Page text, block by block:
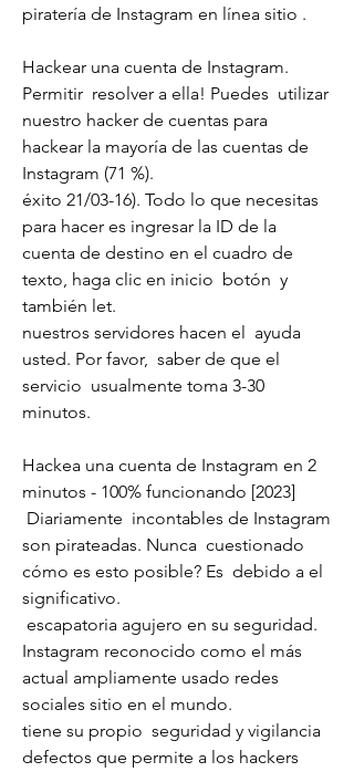
piratería de Instagram en línea sitio .
Hackear una cuenta de Instagram.
Permitir  resolver a ella! Puedes  utilizar
nuestro hacker de cuentas para
hackear la mayoría de las cuentas de
Instagram (71 %).
éxito 21/03-16). Todo lo que necesitas
para hacer es ingresar la ID de la
cuenta de destino en el cuadro de
texto, haga clic en inicio  botón  y
también let.
nuestros servidores hacen el  ayuda
usted. Por favor,  saber de que el
servicio  usualmente toma 3-30
minutos.
Hackea una cuenta de Instagram en 2
minutos - 100% funcionando [2023]
son pirateadas. Nunca  cuestionado
cómo es esto posible? Es  debido a el
significativo.
Instagram reconocido como el más
actual ampliamente usado redes
sociales sitio en el mundo.
tiene su propio  seguridad y vigilancia
defectos que permite a los hackers